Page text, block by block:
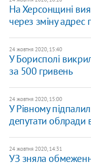
На Херсонщині
через зміну
24 жовтня 2020, 15:40
У Борисполі
за 500 гривень
24 жовтня 2020, 15:00
У Рівному
депутати облради
24 жовтня 2020, 14:31
УЗ зняла